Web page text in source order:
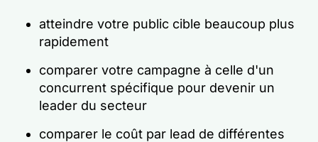
atteindre votre public cible beaucoup plus
rapidement
comparer votre campagne à celle d'un
concurrent spécifique pour devenir un
leader du secteur
comparer le coût par lead de différentes